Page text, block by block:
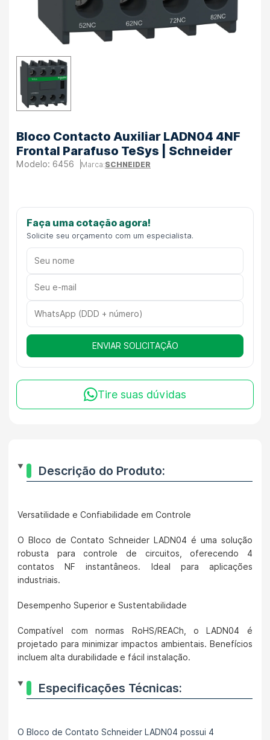
Bloco Contacto Auxiliar LADN04 4NF
Frontal Parafuso TeSys | Schneider
6456 SCHNEIDER
Faça uma cotação agora!
Solicite seu orçamento com um especialista.
ENVIAR SOLICITAÇÃO
Tire suas dúvidas
Descrição do Produto:
Versatilidade e Confiabilidade em Controle
O Bloco de Contato Schneider LADN04 é uma solução
robusta para controle de circuitos, oferecendo 4
contatos NF instantâneos. Ideal para aplicações
industriais.
Desempenho Superior e Sustentabilidade
Compatível com normas RoHS/REACh, o LADN04 é
projetado para minimizar impactos ambientais. Benefícios
incluem alta durabilidade e fácil instalação.
Especificações Técnicas:
O Bloco de Contato Schneider LADN04 possui 4